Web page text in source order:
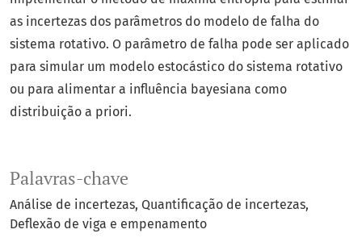
Palavras-chave
Análise de incertezas Quantificação de incertezas
Deflexão de viga e empenamento
as incertezas dos parâmetros do modelo de falha do
sistema rotativo. O parâmetro de falha pode ser aplicado
para simular um modelo estocástico do sistema rotativo
ou para alimentar a influência bayesiana como
distribuição a priori.